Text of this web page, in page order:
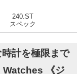
240.ST
スペック
計を極限まで
《ジ